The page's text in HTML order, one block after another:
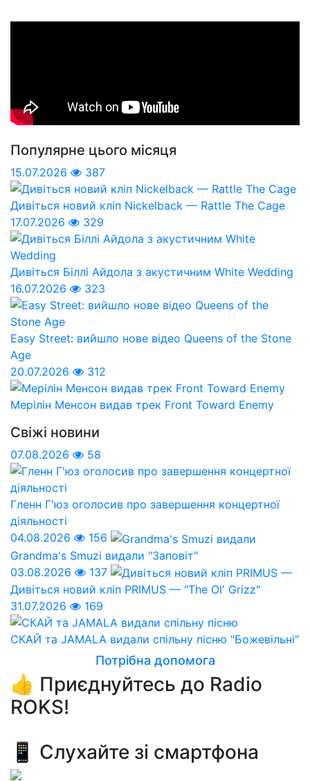
Популярне цього місяця
15.07.2026 387
Дивіться новий кліп Nickelback — Rattle The Cage
17.07.2026
329
Дивіться Біллі Айдола з акустичним White Wedding
16.07.2026
323
Easy Street: вийшло нове відео Queens of the Stone
Age
20.07.2026
312
Мерілін Менсон видав трек Front Toward Enemy
Свіжі новини
07.08.2026 58
Гленн Г'юз оголосив про завершення концертної
діяльності
04.08.2026
156
Grandma's Smuzi видали "Заповіт"
03.08.2026
137
Дивіться новий кліп PRIMUS — "The Ol' Grizz"
31.07.2026
169
СКАЙ та JAMALA видали спільну пісню "Божевільні"
Потрібна допомога
👍 Приєднуйтесь до Radio
ROKS!
📱 Слухайте зі смартфона